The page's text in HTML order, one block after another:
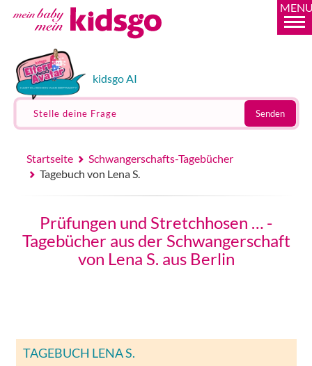
kidsgo AI
Stelle deine Frage Senden
Startseite
Schwangerschafts-Tagebücher
Tagebuch von Lena S.
Prüfungen und Stretchhosen … -
Tagebücher aus der Schwangerschaft
von Lena S. aus Berlin
TAGEBUCH LENA S.